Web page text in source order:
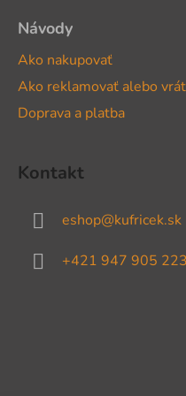
Návody
Ako nakupovať
Ako reklamovať alebo
Doprava a platba
Kontakt
eshop@kufricek.sk
+421 947 905 223